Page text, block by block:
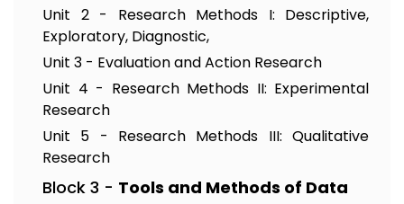
Unit 2 - Research Methods I: Descriptive,
Exploratory, Diagnostic,
Unit 3 - Evaluation and Action Research
Unit 4 - Research Methods II: Experimental
Research
Unit 5 - Research Methods III: Qualitative
Research
Block 3 - Tools and Methods of Data